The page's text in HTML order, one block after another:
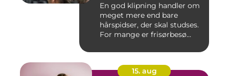
En god klipning handler om
meget mere end bare
hårspidser, der skal studses.
For mange er frisørbesø...
15. aug